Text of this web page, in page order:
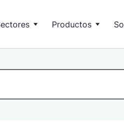
renovables
eléctrica
Productos
Generación de neutro